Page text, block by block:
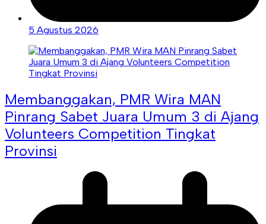
5 Agustus 2026
Membanggakan, PMR Wira MAN
Pinrang Sabet Juara Umum 3 di Ajang
Volunteers Competition Tingkat
Provinsi